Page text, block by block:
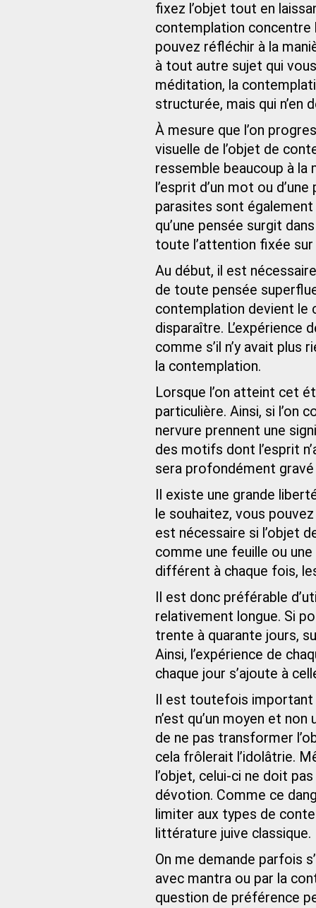
fixez l’objet tout en
contemplation concentre
pouvez réfléchir à la
à tout autre sujet qui
méditation, la
structurée, mais qui n’en
À mesure que l’on
visuelle de l’objet de
ressemble beaucoup à la
l’esprit d’un mot ou
parasites sont
qu’une pensée surgit
toute l’attention fixée
Au début, il est
de toute pensée
contemplation devient le
disparaître. L’expérience
comme s’il n’y avait plus
la contemplation.
Lorsque l’on atteint cet
particulière. Ainsi, si l’on
nervure prennent une
des motifs dont l’esprit
sera profondément gravé
Il existe une grande
le souhaitez, vous
est nécessaire si l’objet
comme une feuille ou
différent à chaque fois,
Il est donc préférable
relativement longue. Si
trente à quarante jours,
Ainsi, l’expérience de
chaque jour s’ajoute à
Il est toutefois
n’est qu’un moyen et
de ne pas transformer
cela frôlerait l’idolâtrie.
l’objet, celui-ci ne doit
dévotion. Comme ce
limiter aux types de
littérature juive classique.
On me demande parfois
avec mantra ou par la
question de préférence